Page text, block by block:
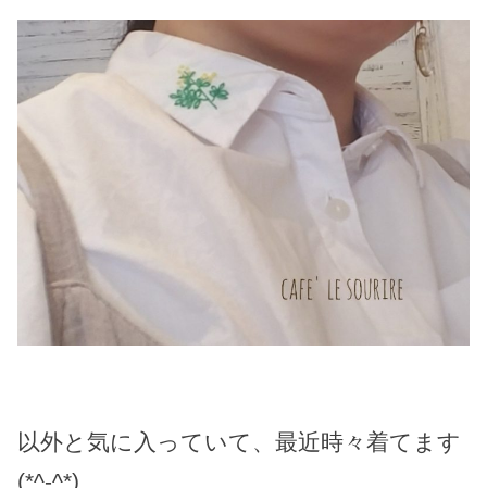
以外と気に入っていて、最近時々着てます
(*^-^*)